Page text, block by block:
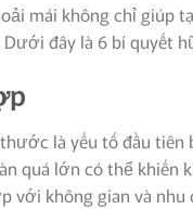
mái không chỉ giúp
đây là 6 bí quyết
là yếu tố đầu tiên
quá lớn có thể khiến
với không gian và nhu